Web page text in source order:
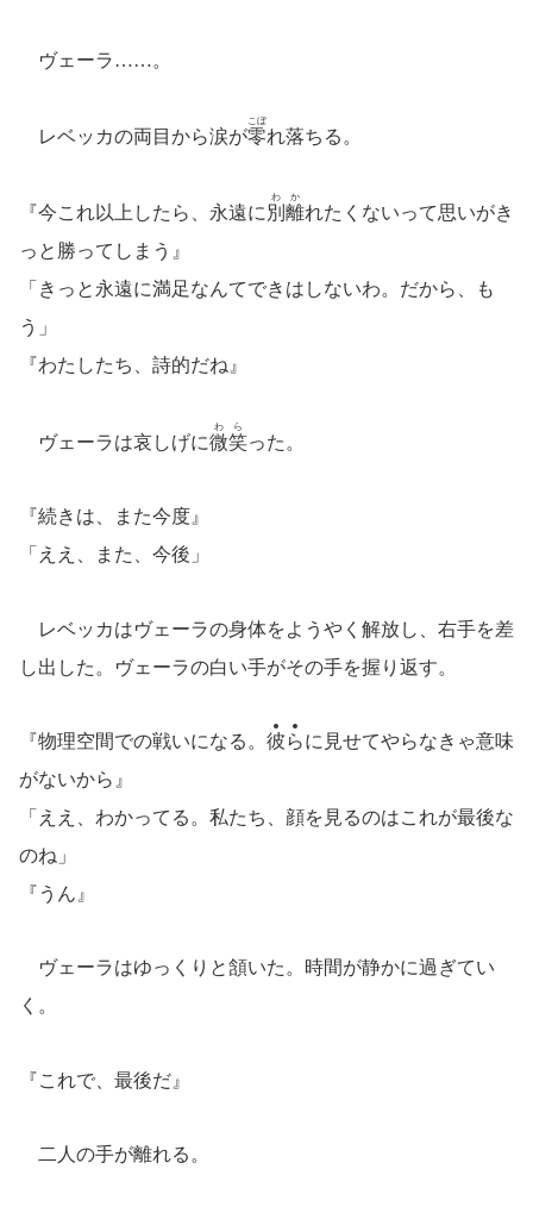
ヴェーラ……。
レベッカの両目から涙が零
こぼ
れ落ちる。
『今これ以上したら、永遠に別離
わか
れたくないって思いがき
っと勝ってしまう』
「きっと永遠に満足なんてできはしないわ。だから、も
う」
『わたしたち、詩的だね』
ヴェーラは哀しげに微笑
わら
った。
『続きは、また今度』
「ええ、また、今後」
レベッカはヴェーラの身体をようやく解放し、右手を差
し出した。ヴェーラの白い手がその手を握り返す。
『物理空間での戦いになる。 彼らに見せてやらなきゃ意味
がないから』
「ええ、わかってる。私たち、顔を見るのはこれが最後な
のね」
『うん』
ヴェーラはゆっくりと頷いた。時間が静かに過ぎてい
く。
『これで、最後だ』
二人の手が離れる。